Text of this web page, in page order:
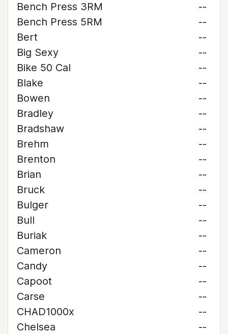
Bench Press 3RM
--
Bench Press 5RM
--
Bert
--
Big Sexy
--
Bike 50 Cal
--
Blake
--
Bowen
--
Bradley
--
Bradshaw
--
Brehm
--
Brenton
--
Brian
--
Bruck
--
Bulger
--
Bull
--
Buriak
--
Cameron
--
Candy
--
Capoot
--
Carse
--
CHAD1000x
--
Chelsea
--